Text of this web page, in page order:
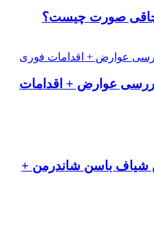
چاقی صورت چیست؟
عوارض + اقدامات
شیاف باسن شاندرمن +